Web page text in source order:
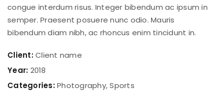
congue interdum risus. Integer bibendum ac ipsum in
semper. Praesent posuere nunc odio. Mauris
bibendum diam nibh, ac rhoncus enim tincidunt in.
Client: Client name
Year: 2018
Categories: Photography,Sports